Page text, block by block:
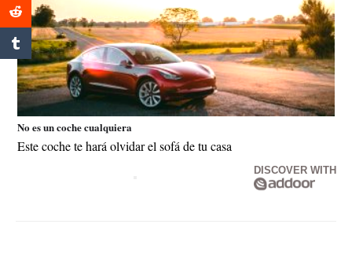
No es un coche cualquiera
Este coche te hará olvidar el sofá de tu casa
DISCOVER WITH